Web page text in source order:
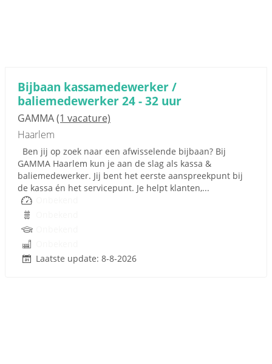
Bijbaan kassamedewerker /
baliemedewerker 24 - 32 uur
GAMMA(1 vacature)
Haarlem
Ben jij op zoek naar een afwisselende bijbaan? Bij
GAMMA Haarlem kun je aan de slag als kassa &
baliemedewerker. Jij bent het eerste aanspreekpunt bij
de kassa én het servicepunt. Je helpt klanten,...
Laatste update: 8-8-2026